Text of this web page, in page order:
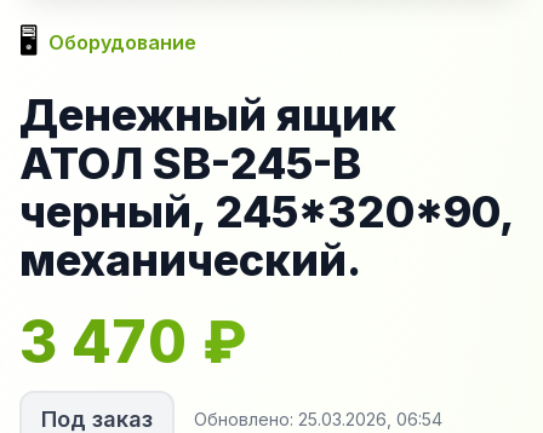
🖥️ Оборудование
Денежный ящик
АТОЛ SB-245-B
черный, 245*320*90,
механический.
3 470 ₽
Под заказ Обновлено: 25.03.2026, 06:54